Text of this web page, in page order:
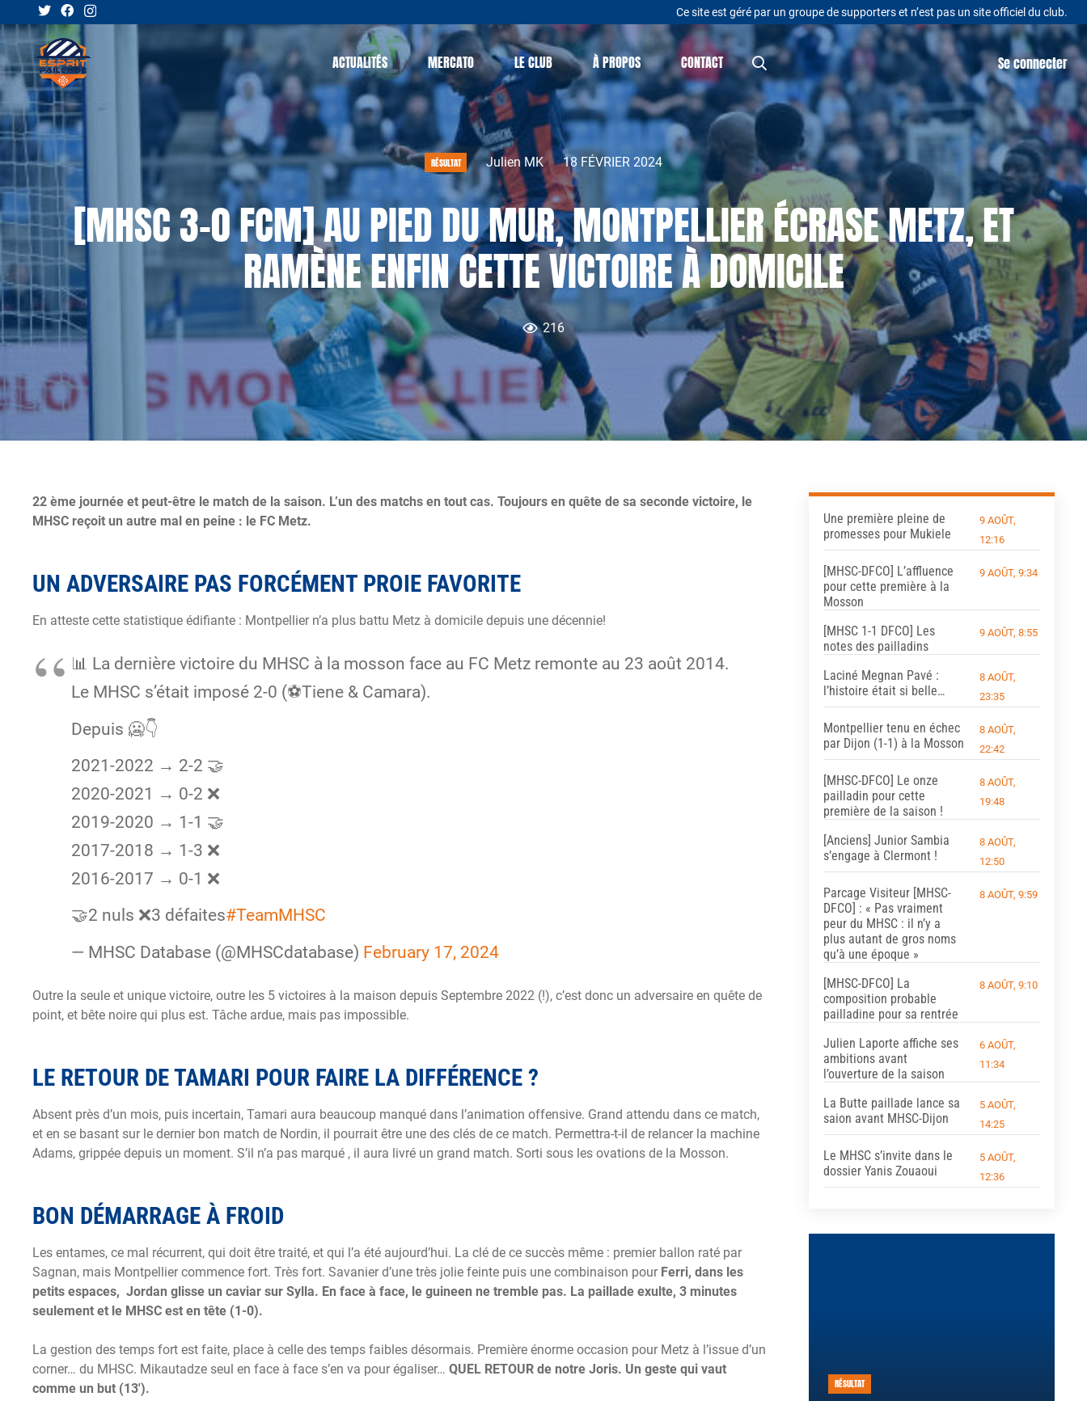
Ce site est géré par un groupe de supporters et n’est pas un site officiel du club.
ACTUALITÉS MERCATO LE CLUB À PROPOS CONTACT Se connecter
RÉSULTAT Julien MK 18 FÉVRIER 2024
[MHSC 3-0 FCM] AU PIED DU MUR, MONTPELLIER ÉCRASE METZ, ET
RAMÈNE ENFIN CETTE VICTOIRE À DOMICILE
216
22 ème journée et peut-être le match de la saison. L’un des matchs en tout cas. Toujours en quête de sa seconde victoire, le
MHSC reçoit un autre mal en peine : le FC Metz.
UN ADVERSAIRE PAS FORCÉMENT PROIE FAVORITE
En atteste cette statistique édifiante : Montpellier n’a plus battu Metz à domicile depuis une décennie!
📊 La dernière victoire du MHSC à la mosson face au FC Metz remonte au 23 août 2014.
Le MHSC s’était imposé 2-0 (⚽️Tiene & Camara).
Depuis 🥶👇
2021-2022 → 2-2 🤝
2020-2021 → 0-2 ❌
2019-2020 → 1-1 🤝
2017-2018 → 1-3 ❌
2016-2017 → 0-1 ❌
🤝2 nuls ❌3 défaites#TeamMHSC
— MHSC Database (@MHSCdatabase) February 17, 2024
Outre la seule et unique victoire, outre les 5 victoires à la maison depuis Septembre 2022 (!), c’est donc un adversaire en quête de
point, et bête noire qui plus est. Tâche ardue, mais pas impossible.
LE RETOUR DE TAMARI POUR FAIRE LA DIFFÉRENCE ?
Absent près d’un mois, puis incertain, Tamari aura beaucoup manqué dans l’animation offensive. Grand attendu dans ce match,
et en se basant sur le dernier bon match de Nordin, il pourrait être une des clés de ce match. Permettra-t-il de relancer la machine
Adams, grippée depuis un moment. S’il n’a pas marqué , il aura livré un grand match. Sorti sous les ovations de la Mosson.
BON DÉMARRAGE À FROID
Les entames, ce mal récurrent, qui doit être traité, et qui l’a été aujourd’hui. La clé de ce succès même : premier ballon raté par
Sagnan, mais Montpellier commence fort. Très fort. Savanier d’une très jolie feinte puis une combinaison pour Ferri, dans les
petits espaces, Jordan glisse un caviar sur Sylla. En face à face, le guineen ne tremble pas. La paillade exulte, 3 minutes
seulement et le MHSC est en tête (1-0).
La gestion des temps fort est faite, place à celle des temps faibles désormais. Première énorme occasion pour Metz à l’issue d’un
corner… du MHSC. Mikautadze seul en face à face s’en va pour égaliser… QUEL RETOUR de notre Joris. Un geste qui vaut
comme un but (13′).
Une première pleine de
promesses pour Mukiele
9 AOÛT,
12:16
[MHSC-DFCO] L’affluence
pour cette première à la
Mosson
9 AOÛT, 9:34
[MHSC 1-1 DFCO] Les
notes des pailladins
9 AOÛT, 8:55
Laciné Megnan Pavé :
l’histoire était si belle…
8 AOÛT,
23:35
Montpellier tenu en échec
par Dijon (1-1) à la Mosson
8 AOÛT,
22:42
[MHSC-DFCO] Le onze
pailladin pour cette
première de la saison !
8 AOÛT,
19:48
[Anciens] Junior Sambia
s’engage à Clermont !
8 AOÛT,
12:50
Parcage Visiteur [MHSC-
DFCO] : « Pas vraiment
peur du MHSC : il n’y a
plus autant de gros noms
qu’à une époque »
8 AOÛT, 9:59
[MHSC-DFCO] La
composition probable
pailladine pour sa rentrée
8 AOÛT, 9:10
Julien Laporte affiche ses
ambitions avant
l’ouverture de la saison
6 AOÛT,
11:34
La Butte paillade lance sa
saion avant MHSC-Dijon
5 AOÛT,
14:25
Le MHSC s’invite dans le
dossier Yanis Zouaoui
5 AOÛT,
12:36
RÉSULTAT